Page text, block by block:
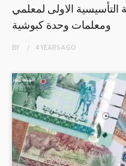
التأسيسية الاولى لمعلمي
ومعلمات وحدة كبوشية
BY 4 YEARSAGO